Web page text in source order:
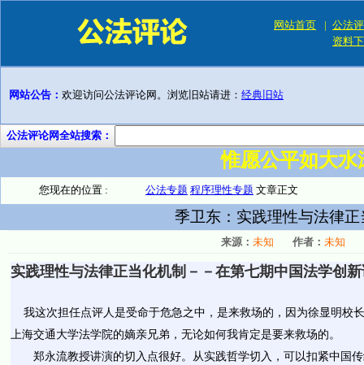
网站首页 | 公法
资料
网站公告： 欢迎访问公法评论网。浏览旧站请进： 经典旧站
公法评论网全站搜索：
惟愿公平如大
您现在的位置 : 公法专题 程序理性专题 文章正文
季卫东：实践理性与法律
来源： 未知 作者： 未知
实践理性与法律正当化机制－－在第七期中国法学创
我这次担任点评人是受命于危急之中，是来救场的，因为徐显明校
上海交通大学法学院的嫡亲兄弟，无论如何我肯定是要来救场的。
郑永流教授讲演的切入点很好。从实践哲学切入，可以扣紧中国